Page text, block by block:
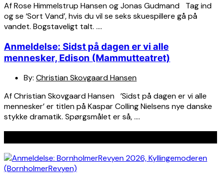
Af Rose Himmelstrup Hansen og Jonas Gudmand Tag ind
og se ‘Sort Vand’, hvis du vil se seks skuespillere gå på
vandet. Bogstaveligt talt. ….
Anmeldelse: Sidst på dagen er vi alle
mennesker, Edison (Mammutteatret)
By: Christian Skovgaard Hansen
Af Christian Skovgaard Hansen ’Sidst på dagen er vi alle
mennesker’ er titlen på Kaspar Colling Nielsens nye danske
stykke dramatik. Spørgsmålet er så, ….